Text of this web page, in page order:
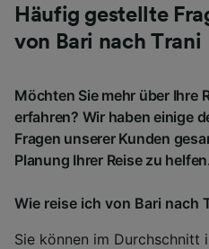
Häufig gestellte
von Bari nach Trani
Möchten Sie mehr über Ihre
erfahren? Wir haben einige
Fragen unserer Kunden
Planung Ihrer Reise zu
Wie reise ich von Bari nach
Sie können im Durchschnitt